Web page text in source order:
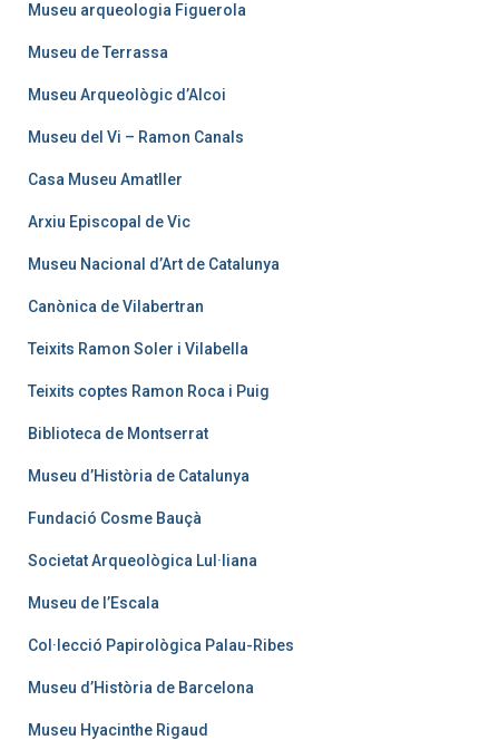
Museu arqueologia Figuerola
Museu de Terrassa
Museu Arqueològic d’Alcoi
Museu del Vi – Ramon Canals
Casa Museu Amatller
Arxiu Episcopal de Vic
Museu Nacional d’Art de Catalunya
Canònica de Vilabertran
Teixits Ramon Soler i Vilabella
Teixits coptes Ramon Roca i Puig
Biblioteca de Montserrat
Museu d’Història de Catalunya
Fundació Cosme Bauçà
Societat Arqueològica Lul·liana
Museu de l’Escala
Col·lecció Papirològica Palau-Ribes
Museu d’Història de Barcelona
Museu Hyacinthe Rigaud